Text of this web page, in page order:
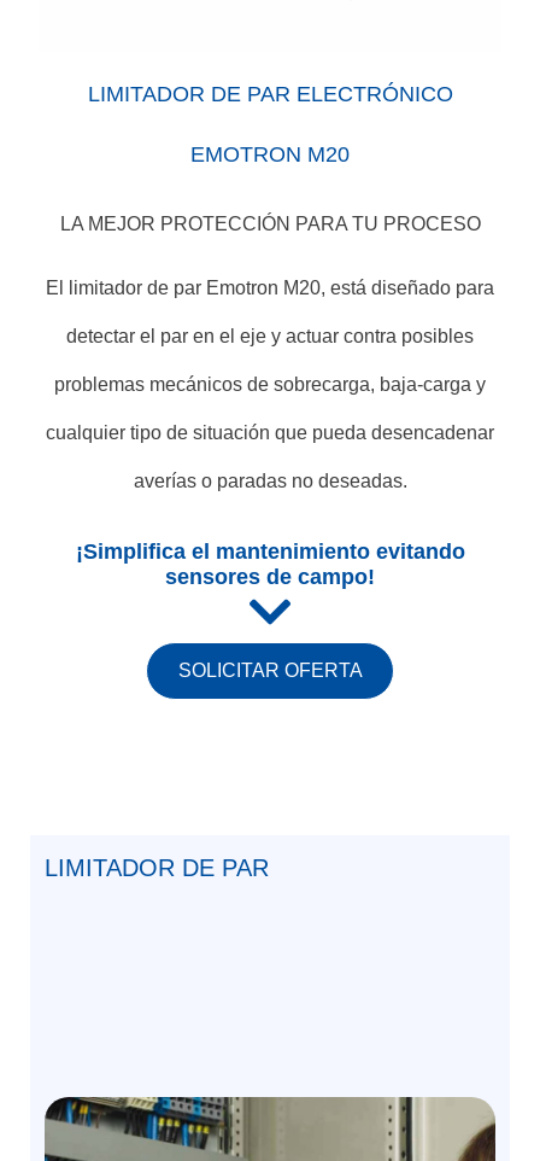
LIMITADOR DE PAR ELECTRÓNICO
EMOTRON M20
LA MEJOR PROTECCIÓN PARA TU PROCESO
El limitador de par Emotron M20, está diseñado para
detectar el par en el eje y actuar contra posibles
problemas mecánicos de sobrecarga, baja-carga y
cualquier tipo de situación que pueda desencadenar
averías o paradas no deseadas.
¡Simplifica el mantenimiento evitando
sensores de campo!
SOLICITAR OFERTA
LIMITADOR DE PAR